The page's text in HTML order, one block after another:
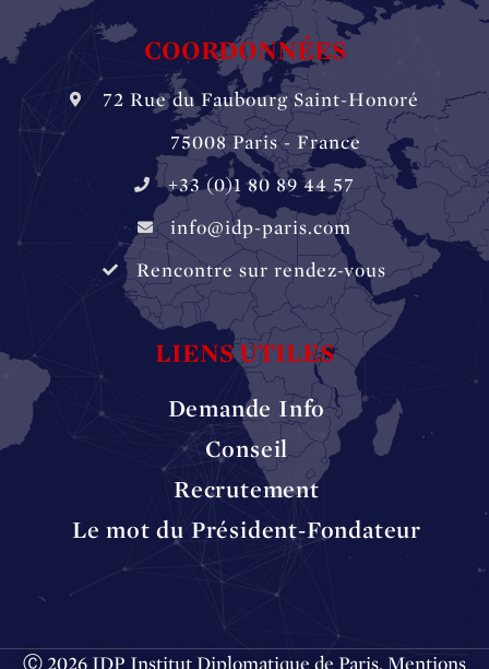
COORDONNÉES
72 Rue du Faubourg Saint-Honoré
‏‏‎ ‏‏‎ ‏‏‎ ‏‏‎ ‎‎‎‎‏‏‎ 75008 Paris - France
+33 (0)1 80 89 44 57
info@idp-paris.com
Rencontre sur rendez-vous
LIENS UTILES
Demande Info
Conseil
Recrutement
Le mot du Président-Fondateur
Ⓒ 2026 IDP Institut Diplomatique de Paris. Mentions